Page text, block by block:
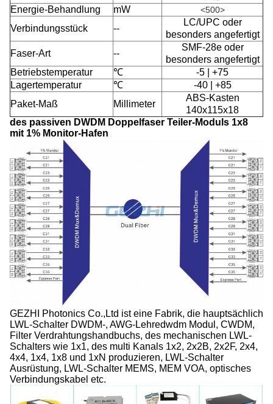
Energie-Behandlung
mW <500>
Verbindungsstück --
LC/UPC oder
besonders angefertigt
Faser-Art
--
SMF-28e oder
besonders angefertigt
Betriebstemperatur
℃
-5 | +75
Lagertemperatur
℃
-40 | +85
Paket-Maß
Millimeter
ABS-Kasten
140x115x18
des passiven DWDM Doppelfaser Teiler-Moduls 1x8
mit 1% Monitor-Hafen
GEZHI Photonics Co.,Ltd ist eine Fabrik, die hauptsächlich
LWL-Schalter DWDM-, AWG-Lehredwdm Modul, CWDM,
Filter Verdrahtungshandbuchs, des mechanischen LWL-
Schalters wie 1x1, des multi Kanals 1x2, 2x2B, 2x2F, 2x4,
4x4, 1x4, 1x8 und 1xN produzieren, LWL-Schalter
Ausrüstung, LWL-Schalter MEMS, MEM VOA, optisches
Verbindungskabel etc.